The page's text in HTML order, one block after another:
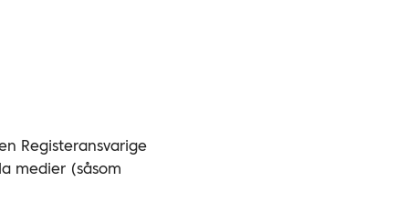
Registeransvarige
medier (såsom